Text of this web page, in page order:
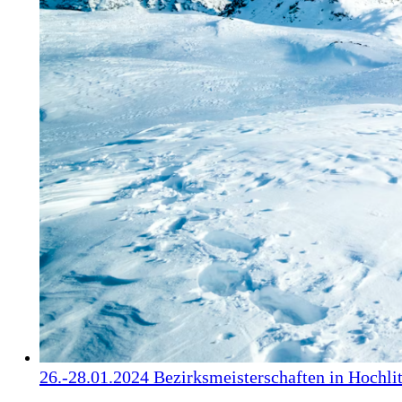
26.-28.01.2024 Bezirksmeisterschaften in